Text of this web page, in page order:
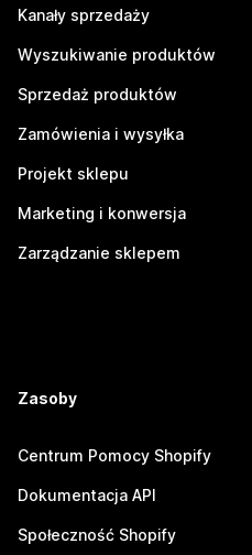
Kanały sprzedaży
Wyszukiwanie produktów
Sprzedaż produktów
Zamówienia i wysyłka
Projekt sklepu
Marketing i konwersja
Zarządzanie sklepem
Zasoby
Centrum Pomocy Shopify
Dokumentacja API
Społeczność Shopify